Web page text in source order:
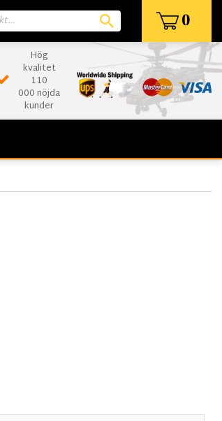
0
Hög
kvalitet
110
000 nöjda
kunder